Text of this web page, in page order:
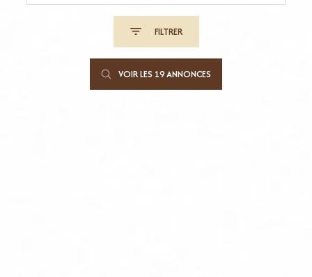
FILTRER
VOIR LES 19ANNONCES